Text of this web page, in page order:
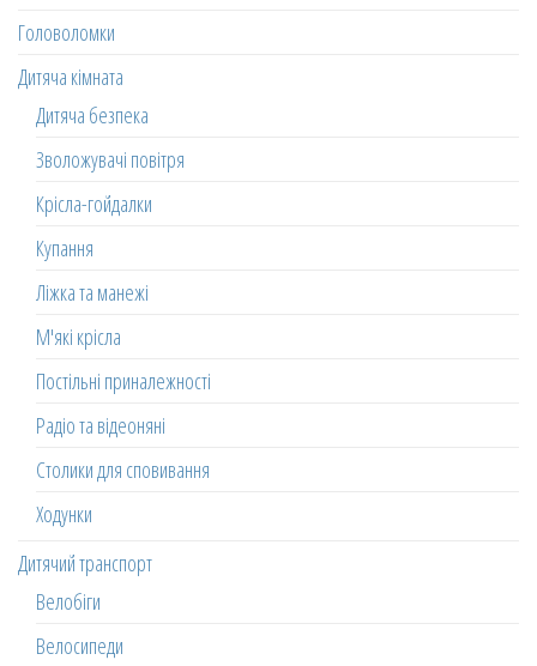
Головоломки
Дитяча кімната
Дитяча безпека
Зволожувачі повітря
Крісла-гойдалки
Купання
Ліжка та манежі
М'які крісла
Постільні приналежності
Радіо та відеоняні
Столики для сповивання
Ходунки
Дитячий транспорт
Велобіги
Велосипеди